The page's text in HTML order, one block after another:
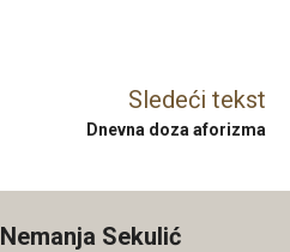
Sledeći tekst
Dnevna doza aforizma
Nemanja Sekulić